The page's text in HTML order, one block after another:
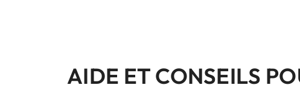
AIDE ET CONSEILS